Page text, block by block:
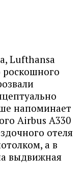
Lufthansa
роскошного
напоминает
Airbus A330
отеля
а в
выдвижная